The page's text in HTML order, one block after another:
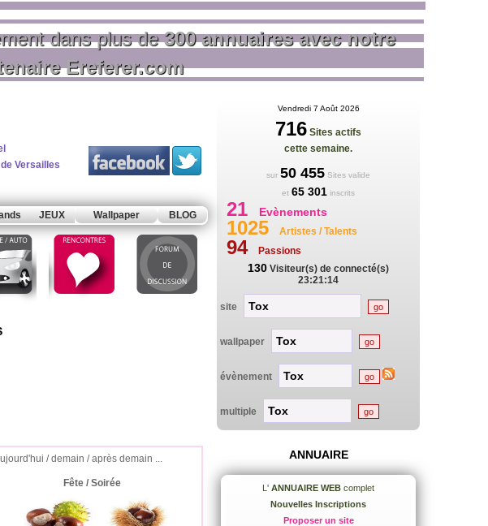
dans plus de300 annuaires avec notre
Ereferer.com
Versailles
JEUX Wallpaper BLOG
/ demain / après demain ...
Fête / Soirée
Vendredi 7 Août 2026
716 Sites actifs
cette semaine.
sur 50 455 Sites valide
et 65 301 inscrits
21 Evènements
1025 Artistes / Talents
94 Passions
130 Visiteur(s) de connecté(s)
23:21:14
site
wallpaper
évènement
multiple
ANNUAIRE
L' ANNUAIRE WEB complet
Nouvelles Inscriptions
Proposer un site